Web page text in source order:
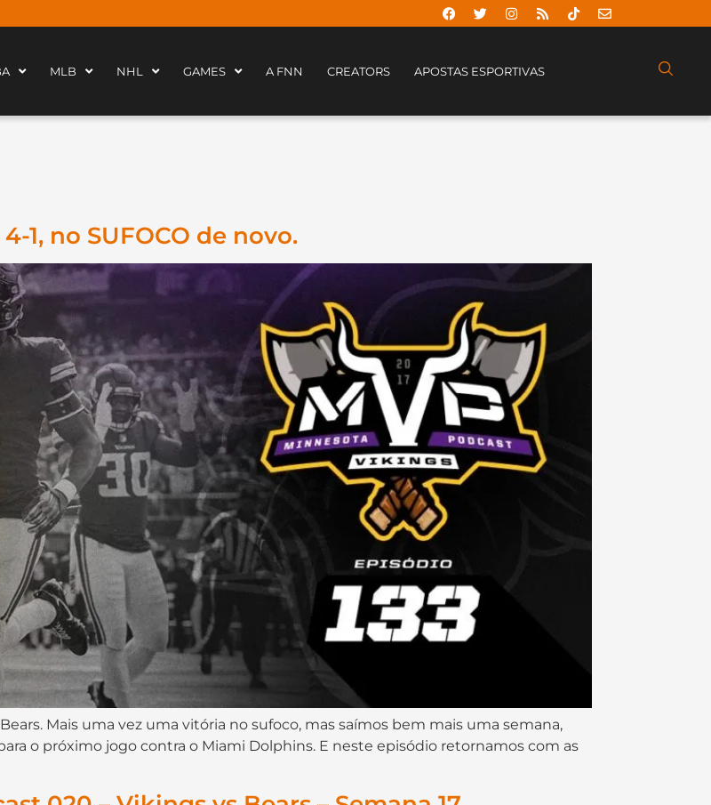
MLB NHL GAMES A FNN CREATORS APOSTAS ESPORTIVAS
1, no SUFOCO de novo.
Mais uma vez uma vitória no sufoco, mas saímos bem mais uma semana,
o próximo jogo contra o Miami Dolphins. E neste episódio retornamos com as